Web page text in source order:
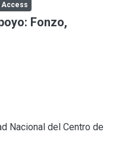
Access
Fonzo,
Nacional del Centro de